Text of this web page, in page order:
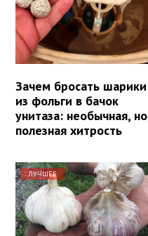
Зачем бросать шарики
из фольги в бачок
унитаза: необычная, но
полезная хитрость
ЛУЧШЕЕ